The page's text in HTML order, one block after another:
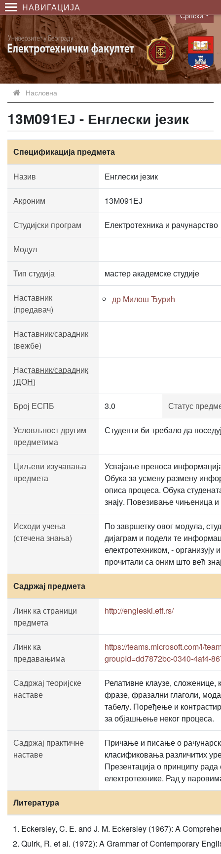
НАВИГАЦИЈА
Language
Српски
Насловна
13М091ЕЈ - Енглески језик
Спецификација предмета
Назив Енглески језик
Акроним 13М091ЕЈ
Студијски програм Електротехника и рачунарство
Модул
Тип студија мастер академске студије
Наставник
(предавач)
др Милош Ђурић
Наставник/сарадник
(вежбе)
Наставник/сарадник
(ДОН)
Број ЕСПБ 3.0 Статус
Условљност другим
предметима
Студенти би требало да
Циљеви изучавања
предмета
Усвајање преноса
Обука за усмену размену
описа процеса. Обука
знају. Повезивање чињеница
Исходи учења
(стечена знања)
По завршетку овог модула,
дијаграм и подели те
електротехником, -
прочитали са оним што већ
Садржај предмета
Линк ка страници
предмета
http://engleski.etf.rs/
Линк ка
предавањима
https://teams.microsoft.com/l/
groupId=dd7872bc-0340-4af4-
Садржај теоријске
наставе
Релативне клаузе, сложенице,
фразе, фразални глаголи,
табелу. Поређење и
за објашњење неког процеса.
Садржај практичне
наставе
Причање и писање о
класификовања различитих
Презентација о принципу рада
електротехнике. Рад у
Литература
Eckersley, C. E. and J. M. Eckersley (1967): A
Quirk, R. et al. (1972): A Grammar of Contemporary